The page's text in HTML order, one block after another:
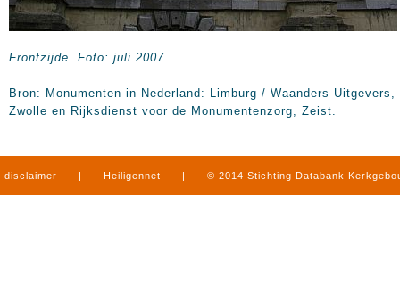
Frontzijde. Foto: juli 2007
Bron: Monumenten in Nederland: Limburg / Waanders Uitgevers,
Zwolle en Rijksdienst voor de Monumentenzorg, Zeist.
disclaimer | Heiligennet | © 2014 Stichting Databank